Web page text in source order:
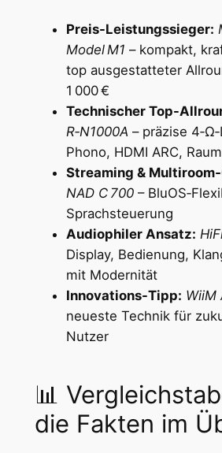
Preis-Leistungssieger:
Model M1 – kompakt,
top ausgestatteter
1 000 €
Technischer Top-
R‑N1000A – präzise
Phono, HDMI ARC,
Streaming &
NAD C 700–
Sprachsteuerung
Audiophiler Ansatz:
Display, Bedienung,
mit Modernität
Innovations-Tipp: WiiM
neueste Technik für
Nutzer
📊
die Fakten im